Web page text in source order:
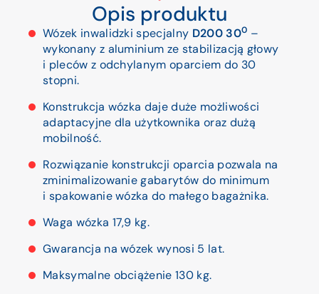
Opis produktu
Wózek inwalidzki specjalny D200 300 –
wykonany z aluminium ze stabilizacją głowy
i pleców z odchylanym oparciem do 30
stopni.
Konstrukcja wózka daje duże możliwości
adaptacyjne dla użytkownika oraz dużą
mobilność.
Rozwiązanie konstrukcji oparcia pozwala na
zminimalizowanie gabarytów do minimum
i spakowanie wózka do małego bagażnika.
Waga wózka 17,9 kg.
Gwarancja na wózek wynosi 5 lat.
Maksymalne obciążenie 130 kg.